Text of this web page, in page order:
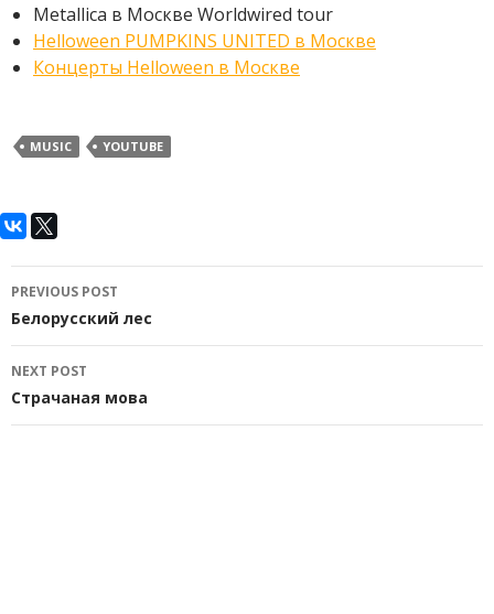
Metallica в Москве Worldwired tour
Helloween PUMPKINS UNITED в Москве
Концерты Helloween в Москве
MUSIC YOUTUBE
Post
navigation
PREVIOUS POST
Белорусский лес
NEXT POST
Страчаная мова